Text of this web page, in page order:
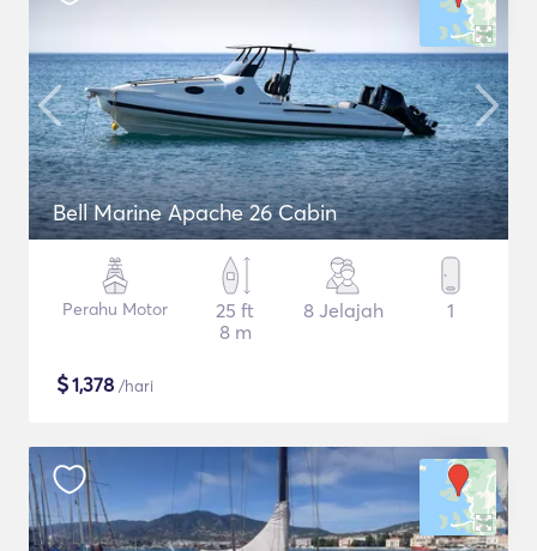
Bell Marine Apache 26 Cabin
Perahu Motor
25 ft
8 m
8 Jelajah 1
$1,378 /hari